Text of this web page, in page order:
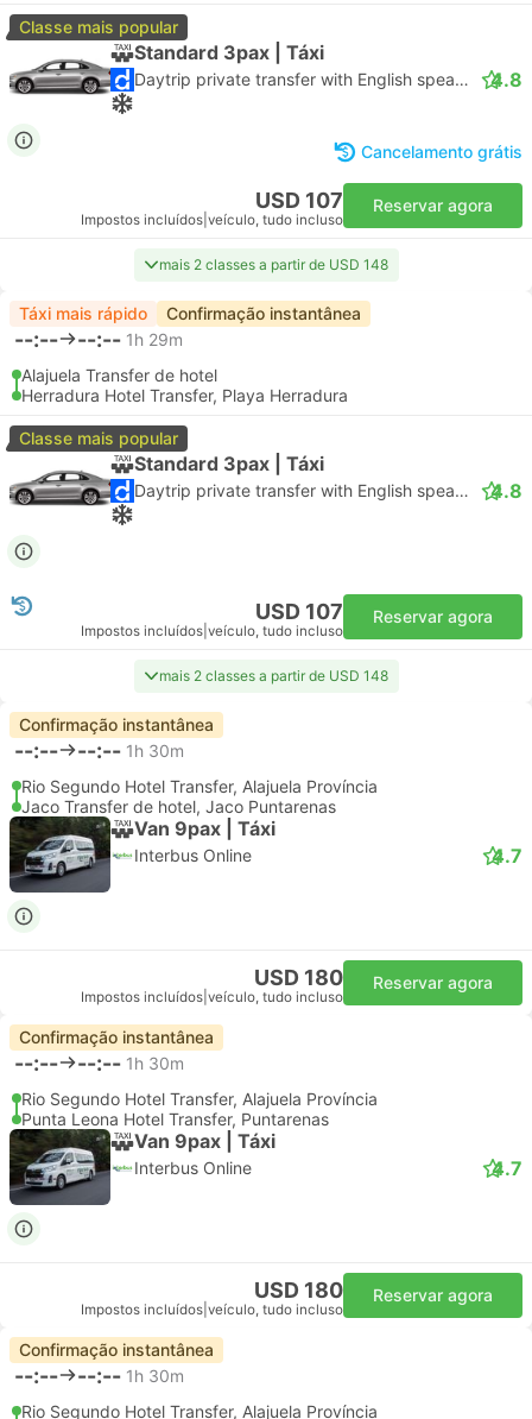
Classe mais popular
Standard 3pax | Táxi
Daytrip private transfer with English speaking driver 4.8
Cancelamento grátis
USD 107
Impostos incluídos veículo, tudo incluso
Reservar agora
mais 2 classes a partir de USD 148
Táxi mais rápido Confirmação instantânea
--:-- --:-- 1h 29m
Alajuela Transfer de hotel
Herradura Hotel Transfer, Playa Herradura
Classe mais popular
Standard 3pax | Táxi
Daytrip private transfer with English speaking driver 4.8
USD 107
Impostos incluídos veículo, tudo incluso
Reservar agora
mais 2 classes a partir de USD 148
Confirmação instantânea
--:-- --:-- 1h 30m
Rio Segundo Hotel Transfer, Alajuela Província
Jaco Transfer de hotel, Jaco Puntarenas
Van 9pax | Táxi
Interbus Online 4.7
USD 180
Impostos incluídos veículo, tudo incluso
Reservar agora
Confirmação instantânea
--:-- --:-- 1h 30m
Rio Segundo Hotel Transfer, Alajuela Província
Punta Leona Hotel Transfer, Puntarenas
Van 9pax | Táxi
Interbus Online 4.7
USD 180
Impostos incluídos veículo, tudo incluso
Reservar agora
Confirmação instantânea
--:-- --:-- 1h 30m
Rio Segundo Hotel Transfer, Alajuela Província